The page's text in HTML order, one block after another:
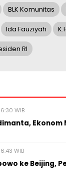
BLK Komunitas
Ida Fauziyah
RI
WIB
WIB
ke Beijing,